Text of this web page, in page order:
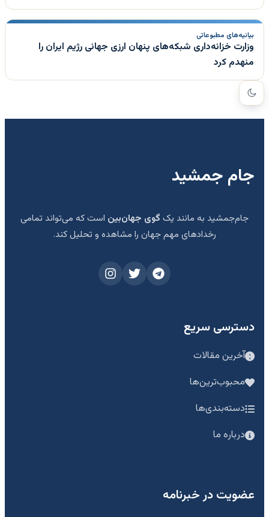
بیانیه‌های مطبوعاتی
وزارت خزانه‌داری شبکه‌های پنهان ارزی جهانی رژیم ایران را
منهدم کرد
جام جمشید
جام‌جمشید به مانند یک گوی جهان‌بین است که می‌تواند تمامی
رخدادهای مهم جهان را مشاهده و تحلیل کند.
دسترسی سریع
آخرین مقالات
محبوب‌ترین‌ها
دسته‌بندی‌ها
درباره ما
عضویت در خبرنامه